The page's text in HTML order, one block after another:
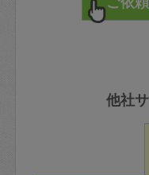
他社